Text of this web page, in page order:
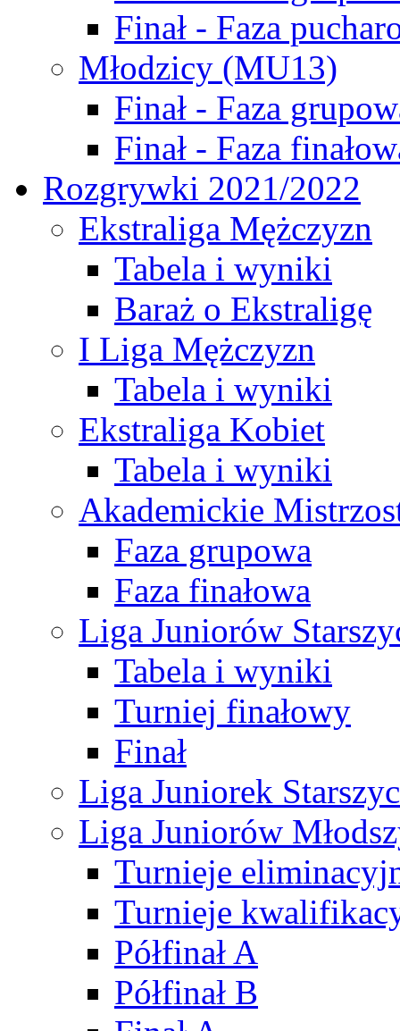
Finał - Faza
Młodzicy (MU13)
Finał - Faza
Finał - Faza
Rozgrywki 2021/2022
Ekstraliga Mężczyzn
Tabela i wyniki
Baraż o Ekstraligę
I Liga Mężczyzn
Tabela i wyniki
Ekstraliga Kobiet
Tabela i wyniki
Akademickie
Faza grupowa
Faza finałowa
Liga Juniorów
Tabela i wyniki
Turniej finałowy
Finał
Liga Juniorek
Liga Juniorów
Turnieje
Turnieje
Półfinał A
Półfinał B